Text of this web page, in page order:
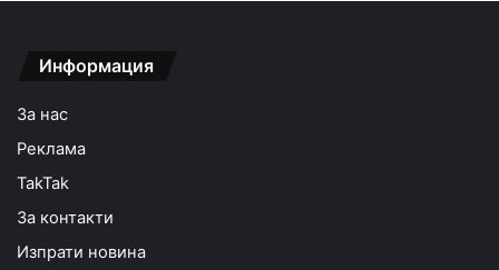
Информация
За нас
Реклама
TakTak
За контакти
Изпрати новина